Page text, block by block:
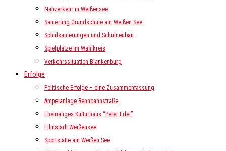
Nahverkehr in Weißensee
Sanierung Grundschule am Weißen See
Schulsanierungen und Schulneubau
Spielplätze im Wahlkreis
Verkehrssituation Blankenburg
Erfolge
Politische Erfolge – eine Zusammenfassung
Ampelanlage Rennbahnstraße
Ehemaliges Kulturhaus “Peter Edel”
Filmstadt Weißensee
Sportstätte am Weißen See